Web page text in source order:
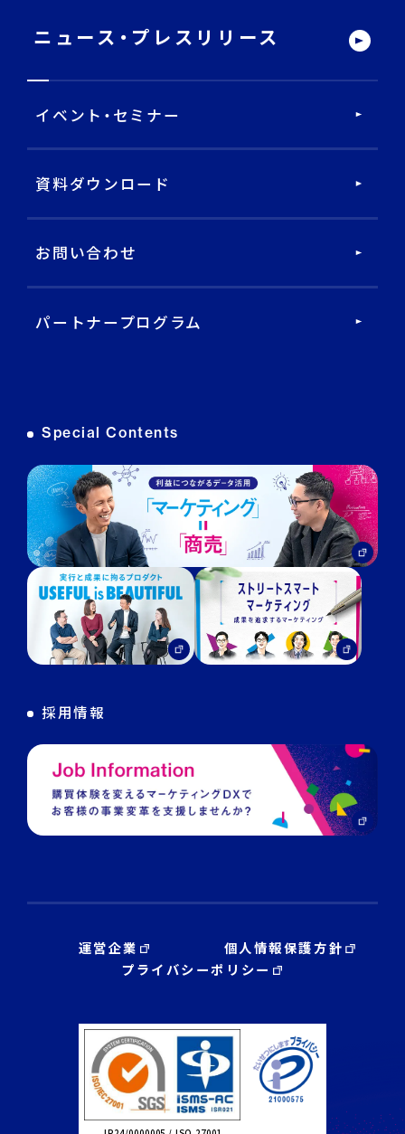
戦略・分析・実行 支援
DECA Marketing Agent
DECA Service Agent
データ基盤・マーケティングツール
DECA オンライン接客
DECA for LINE
DECA for Instagram
マーケGAI
デジタル・DX人材育成 支援
ニュース・ プレスリリース
イベント・セミナー
資料ダウンロード
お問い合わせ
パートナープログラム
Special Contents
採用情報
運営企業
個人情報保護方針
プライバシーポリシー